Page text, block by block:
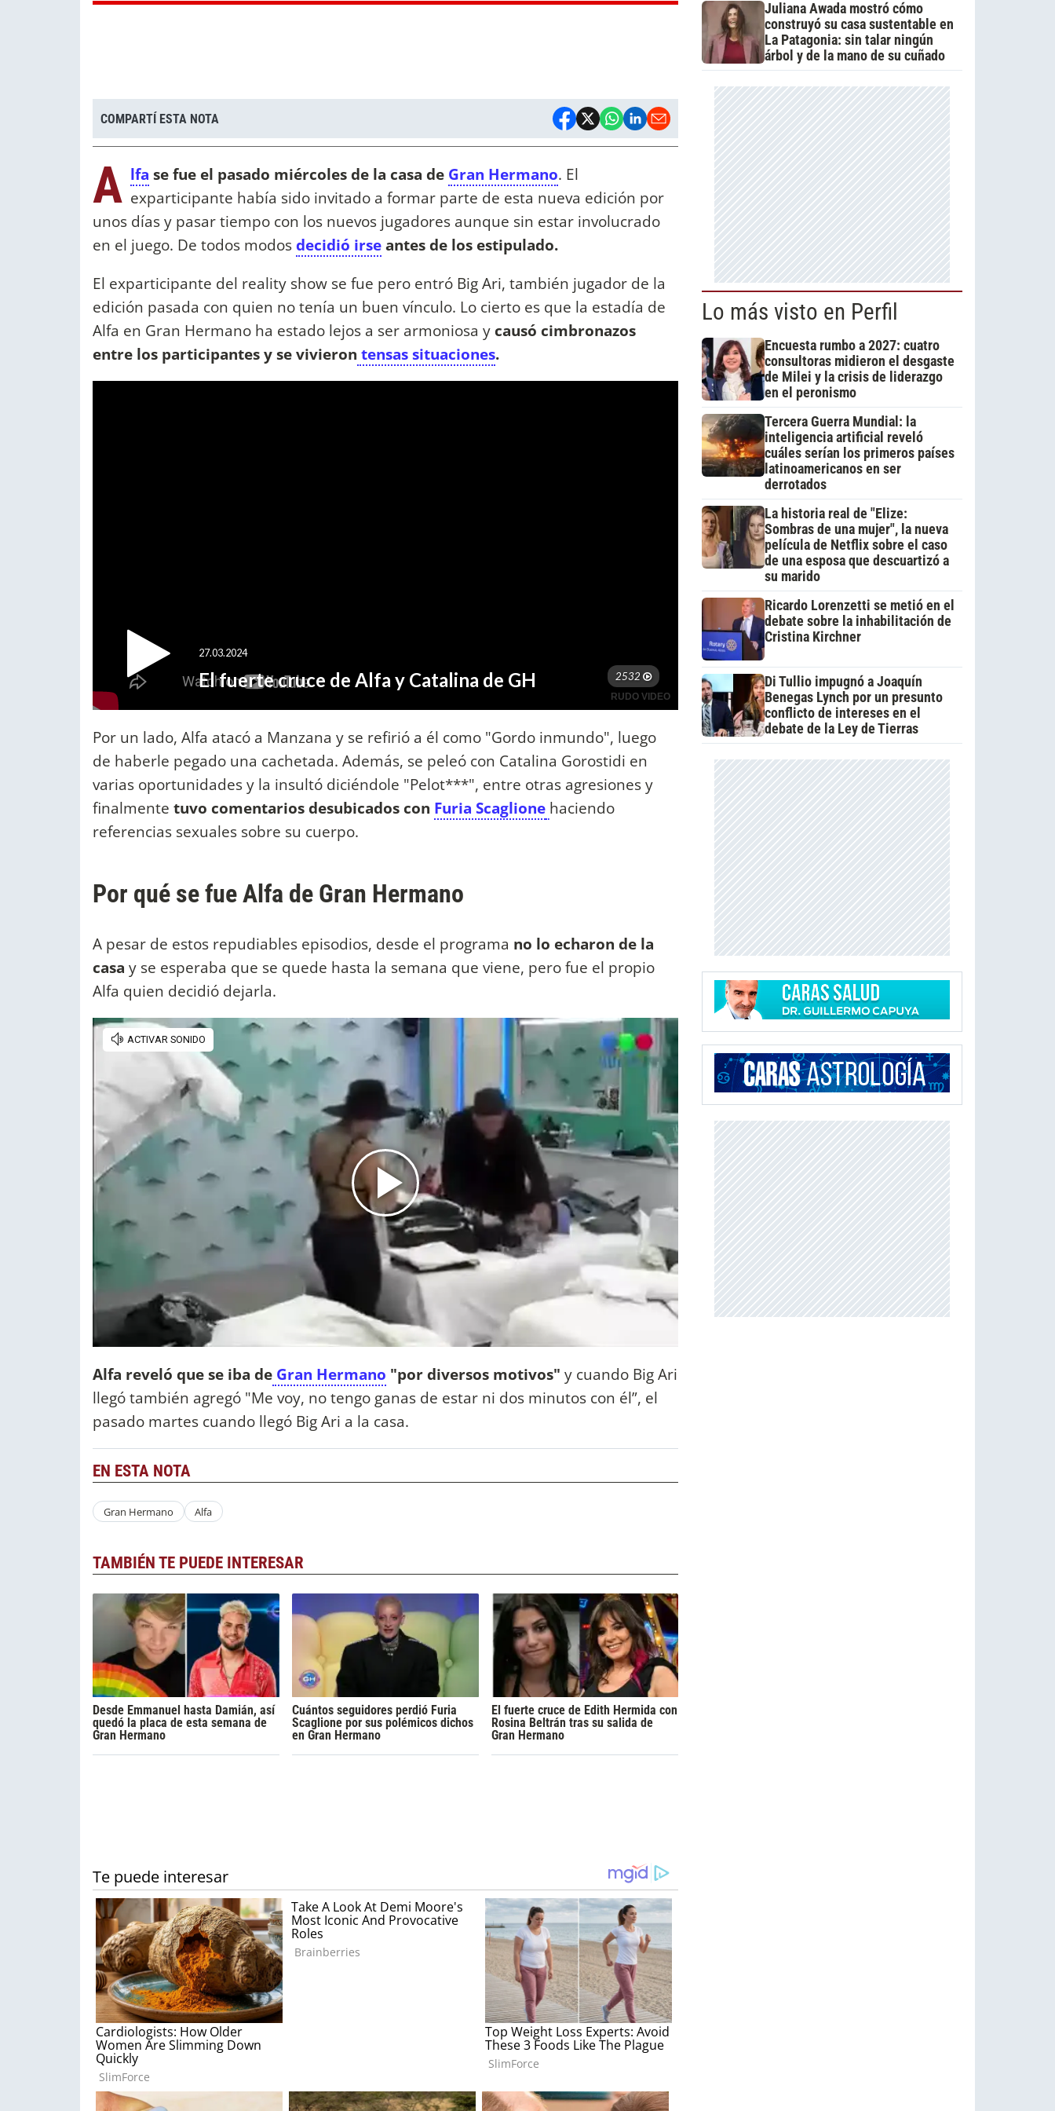
COMPARTÍ ESTA NOTA
A lfa se fue el pasado miércoles de la casa de Gran Hermano. El
exparticipante había sido invitado a formar parte de esta nueva edición por
unos días y pasar tiempo con los nuevos jugadores aunque sin estar involucrado
en el juego. De todos modosdecidió irseantes de los estipulado.
El exparticipante del reality show se fue pero entró Big Ari, también jugador de la
edición pasada con quien no tenía un buen vínculo. Lo cierto es que la estadía de
Alfa en Gran Hermano ha estado lejos a ser armoniosa y causó cimbronazos
entre los participantes y se vivieron tensas situaciones.
Por un lado, Alfa atacó a Manzana y se refirió a él como "Gordo inmundo", luego
de haberle pegado una cachetada. Además, se peleó con Catalina Gorostidi en
varias oportunidades y la insultó diciéndole "Pelot***", entre otras agresiones y
finalmente tuvo comentarios desubicados con Furia Scaglione haciendo
referencias sexuales sobre su cuerpo.
Por qué se fue Alfa de Gran Hermano
A pesar de estos repudiables episodios, desde el programa no lo echaron de la
casa y se esperaba que se quede hasta la semana que viene, pero fue el propio
Alfa quien decidió dejarla.
Alfa reveló que se iba de Gran Hermano "por diversos motivos" y cuando Big Ari
llegó también agregó "Me voy, no tengo ganas de estar ni dos minutos con él”, el
pasado martes cuando llegó Big Ari a la casa.
EN ESTA NOTA
Gran Hermano Alfa
TAMBIÉN TE PUEDE INTERESAR
Desde Emmanuel hasta Damián, así
quedó la placa de esta semana de
Gran Hermano
Cuántos seguidores perdió Furia
Scaglione por sus polémicos dichos
en Gran Hermano
El fuerte cruce de Edith Hermida con
Rosina Beltrán tras su salida de
Gran Hermano
Juliana Awada mostró cómo
construyó su casa sustentable en
La Patagonia: sin talar ningún
árbol y de la mano de su cuñado
Lo más visto en Perfil
Encuesta rumbo a 2027: cuatro
consultoras midieron el desgaste
de Milei y la crisis de liderazgo
en el peronismo
Tercera Guerra Mundial: la
inteligencia artificial reveló
cuáles serían los primeros países
latinoamericanos en ser
derrotados
La historia real de "Elize:
Sombras de una mujer", la nueva
película de Netflix sobre el caso
de una esposa que descuartizó a
su marido
Ricardo Lorenzetti se metió en el
debate sobre la inhabilitación de
Cristina Kirchner
Di Tullio impugnó a Joaquín
Benegas Lynch por un presunto
conflicto de intereses en el
debate de la Ley de Tierras